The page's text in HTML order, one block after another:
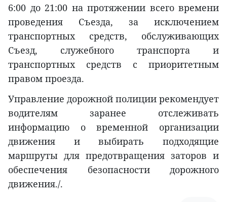
6:00 до 21:00 на протяжении всего времени
проведения Съезда, за исключением
транспортных средств, обслуживающих
Съезд, служебного транспорта и
транспортных средств с приоритетным
правом проезда.
Управление дорожной полиции рекомендует
водителям заранее отслеживать
информацию о временной организации
движения и выбирать подходящие
маршруты для предотвращения заторов и
обеспечения безопасности дорожного
движения./.